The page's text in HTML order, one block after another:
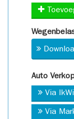
Auto
Via
Via